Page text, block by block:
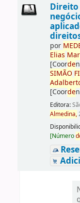
Direito
por ME
Elias
[Coorde
SIMÃO
[Coorde
Editora:
Almedina,
[Número